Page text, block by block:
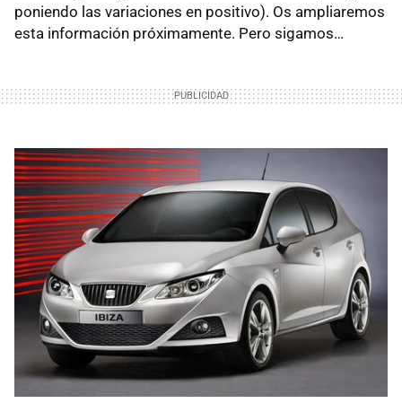
poniendo las variaciones en positivo). Os ampliaremos
esta información próximamente. Pero sigamos…